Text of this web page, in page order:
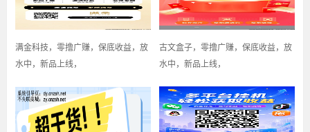
满金科技，零撸广赚，保底收益，放
水中，新品上线，
古文盒子，零撸广赚，保底收益，放
水中，新品上线，